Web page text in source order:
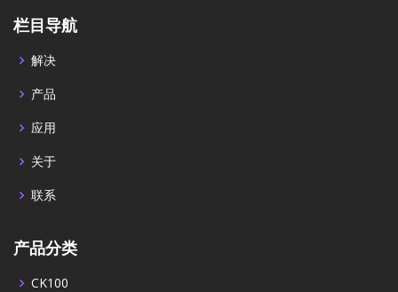
栏目导航
解决
产品
应用
关于
联系
产品分类
CK100